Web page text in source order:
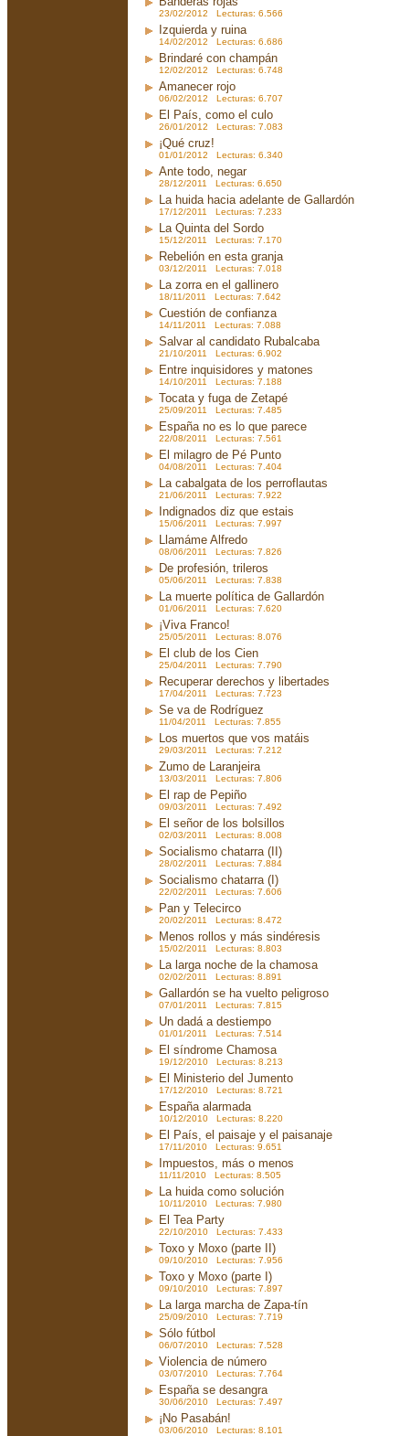
23/02/2012 Lecturas: 6.566
Izquierda y ruina
14/02/2012 Lecturas: 6.686
Brindaré con champán
12/02/2012 Lecturas: 6.748
Amanecer rojo
06/02/2012 Lecturas: 6.707
El País, como el culo
26/01/2012 Lecturas: 7.083
¡Qué cruz!
01/01/2012 Lecturas: 6.340
Ante todo, negar
28/12/2011 Lecturas: 6.650
La huida hacia adelante de Gallardón
17/12/2011 Lecturas: 7.233
La Quinta del Sordo
15/12/2011 Lecturas: 7.170
Rebelión en esta granja
03/12/2011 Lecturas: 7.018
La zorra en el gallinero
18/11/2011 Lecturas: 7.642
Cuestión de confianza
14/11/2011 Lecturas: 7.088
Salvar al candidato Rubalcaba
21/10/2011 Lecturas: 6.902
Entre inquisidores y matones
14/10/2011 Lecturas: 7.188
Tocata y fuga de Zetapé
25/09/2011 Lecturas: 7.485
España no es lo que parece
22/08/2011 Lecturas: 7.561
El milagro de Pé Punto
04/08/2011 Lecturas: 7.404
La cabalgata de los perroflautas
21/06/2011 Lecturas: 7.922
Indignados diz que estais
15/06/2011 Lecturas: 7.997
Llamáme Alfredo
08/06/2011 Lecturas: 7.826
De profesión, trileros
05/06/2011 Lecturas: 7.838
La muerte política de Gallardón
01/06/2011 Lecturas: 7.620
¡Viva Franco!
25/05/2011 Lecturas: 8.076
El club de los Cien
25/04/2011 Lecturas: 7.790
Recuperar derechos y libertades
17/04/2011 Lecturas: 7.723
Se va de Rodríguez
11/04/2011 Lecturas: 7.855
Los muertos que vos matáis
29/03/2011 Lecturas: 7.212
Zumo de Laranjeira
13/03/2011 Lecturas: 7.806
El rap de Pepiño
09/03/2011 Lecturas: 7.492
El señor de los bolsillos
02/03/2011 Lecturas: 8.008
Socialismo chatarra (II)
28/02/2011 Lecturas: 7.884
Socialismo chatarra (I)
22/02/2011 Lecturas: 7.606
Pan y Telecirco
20/02/2011 Lecturas: 8.472
Menos rollos y más sindéresis
15/02/2011 Lecturas: 8.803
La larga noche de la chamosa
02/02/2011 Lecturas: 8.891
Gallardón se ha vuelto peligroso
07/01/2011 Lecturas: 7.815
Un dadá a destiempo
01/01/2011 Lecturas: 7.514
El síndrome Chamosa
19/12/2010 Lecturas: 8.213
El Ministerio del Jumento
17/12/2010 Lecturas: 8.721
España alarmada
10/12/2010 Lecturas: 8.220
El País, el paisaje y el paisanaje
17/11/2010 Lecturas: 9.651
Impuestos, más o menos
11/11/2010 Lecturas: 8.505
La huida como solución
10/11/2010 Lecturas: 7.980
El Tea Party
22/10/2010 Lecturas: 7.433
Toxo y Moxo (parte II)
09/10/2010 Lecturas: 7.956
Toxo y Moxo (parte I)
09/10/2010 Lecturas: 7.897
La larga marcha de Zapa-tín
25/09/2010 Lecturas: 7.719
Sólo fútbol
06/07/2010 Lecturas: 7.528
Violencia de número
03/07/2010 Lecturas: 7.764
España se desangra
30/06/2010 Lecturas: 7.497
¡No Pasabán!
03/06/2010 Lecturas: 8.101